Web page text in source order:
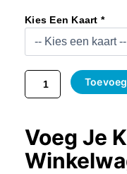
Kies Een Kaart *
I
Love
Holland
Aantal
Voeg Je